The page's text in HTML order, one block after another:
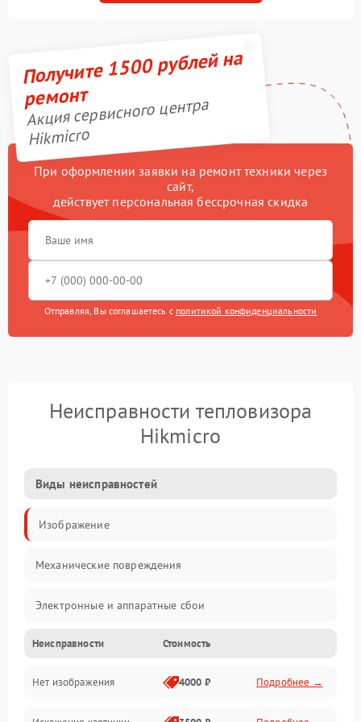
Получите 1500 рублей на
ремонт
Акция сервисного центра
Hikmicro
При оформлении заявки на ремонт техники через
сайт,
действует персональная бессрочная скидка
Отправляя, Вы соглашаетесь с политикой конфиденциальности
Неисправности тепловизора
Hikmicro
Виды неисправностей
Изображение
Механические повреждения
Электронные и аппаратные сбои
Неисправности сенсора и оптики
Программные ошибки
Неисправности Стоимость
Нет изображения 4000 ₽ Подробнее →